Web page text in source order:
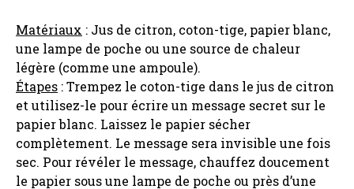
Matériaux : Jus de citron, coton-tige, papier blanc,
une lampe de poche ou une source de chaleur
légère (comme une ampoule).
Étapes : Trempez le coton-tige dans le jus de citron
et utilisez-le pour écrire un message secret sur le
papier blanc. Laissez le papier sécher
complètement. Le message sera invisible une fois
sec. Pour révéler le message, chauffez doucement
le papier sous une lampe de poche ou près d’une